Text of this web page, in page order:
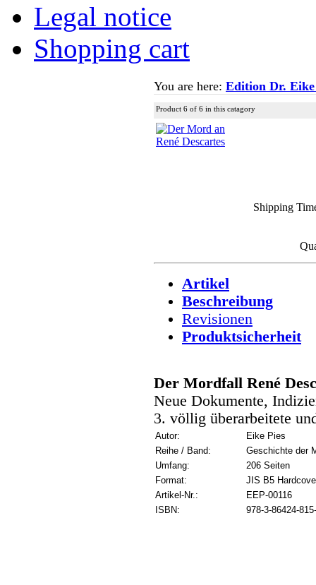
Legal notice
Shopping cart
You are here: Edition Dr. Eike
Product 6 of 6 in this catagory
Shipping
Artikel
Beschreibung
Revisionen
Produktsicherheit
Der Mordfall René
Neue Dokumente,
3. völlig überarbeitete
Autor:
Eike Pies
Reihe / Band:
Geschichte der
Umfang:
206 Seiten
Format:
JIS B5
Artikel-Nr.:
EEP-00116
ISBN:
978-3-86424-